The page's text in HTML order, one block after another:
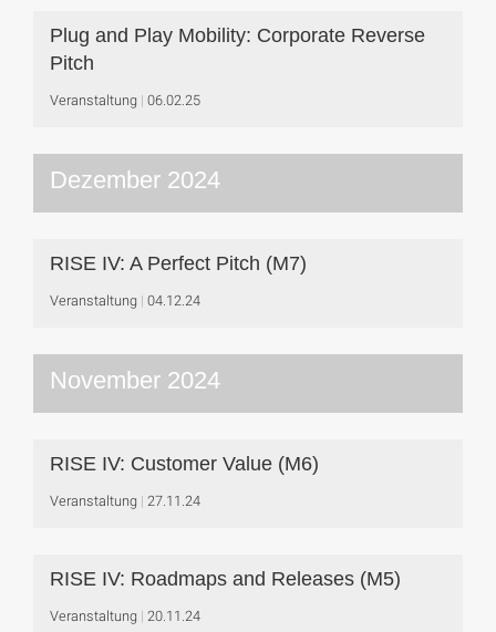
Plug and Play Mobility: Corporate Reverse
Pitch
Veranstaltung 06.02.25
Dezember 2024
RISE IV: A Perfect Pitch (M7)
Veranstaltung 04.12.24
November 2024
RISE IV: Customer Value (M6)
Veranstaltung 27.11.24
RISE IV: Roadmaps and Releases (M5)
Veranstaltung 20.11.24